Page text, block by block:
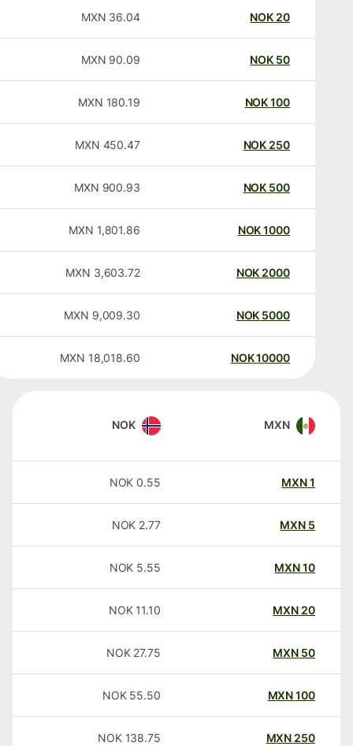
20
NOK
36.04
MXN
50
NOK
90.09
MXN
100
NOK
180.19
MXN
250
NOK
450.47
MXN
500
NOK
900.93
MXN
1000
NOK
1,801.86
MXN
2000
NOK
3,603.72
MXN
5000
NOK
9,009.30
MXN
10000
NOK
18,018.60
MXN
MXN
NOK
MXN
0.55
NOK
MXN
2.77
NOK
MXN
5.55
NOK
20
MXN
11.10
NOK
50
MXN
27.75
NOK
100
MXN
55.50
NOK
250
MXN
138.75
NOK